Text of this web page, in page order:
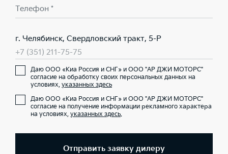
Телефон *
г. Челябинск, Свердловский тракт, 5-Р
+7 (351) 211-75-75
Даю ООО «Киа Россия и СНГ» и ООО "АР ДЖИ МОТОРС"
согласие на обработку своих персональных данных на
условиях, указанных здесь
Даю ООО «Киа Россия и СНГ» и ООО "АР ДЖИ МОТОРС"
согласие на получение информации рекламного характера
на условиях, указанных здесь.
Отправить заявку дилеру